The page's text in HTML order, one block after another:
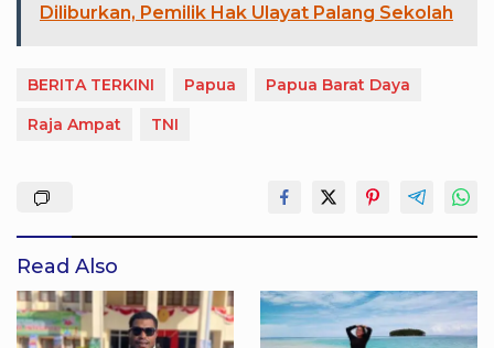
Diliburkan, Pemilik Hak Ulayat Palang Sekolah
BERITA TERKINI Papua
Papua Barat Daya
Raja Ampat
TNI
Read Also